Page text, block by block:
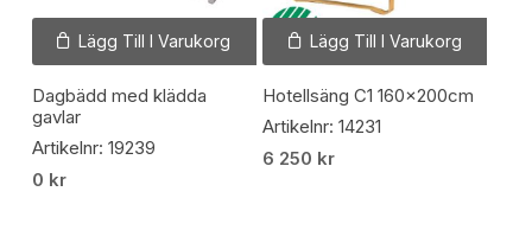
Lägg Till I Varukorg
Dagbädd med klädda
gavlar
Artikelnr: 19239
0 kr
Lägg Till I Varukorg
Hotellsäng C1 160x200cm
Artikelnr: 14231
6 250 kr